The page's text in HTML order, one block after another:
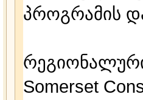
პროგრამის
Somerset